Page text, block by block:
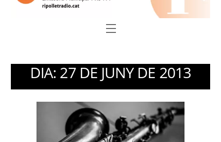
Menu
DIA: 27 DE JUNY DE 2013